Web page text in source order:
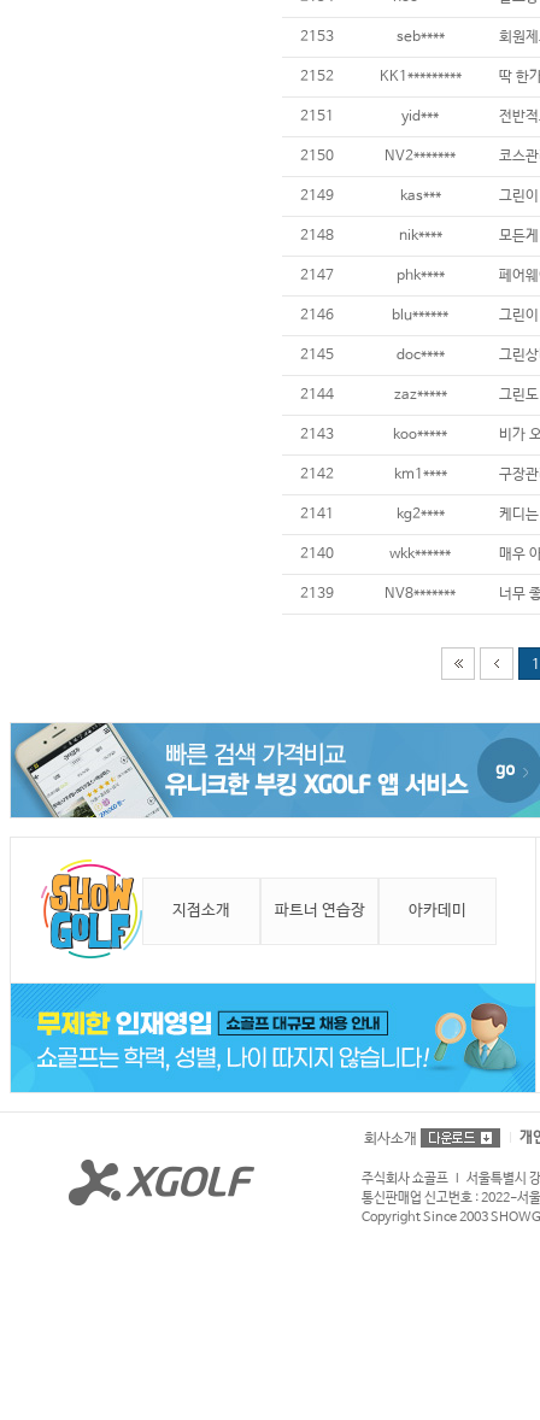
2153 seb****
2152 KK1*********
2151 yid***
2150 NV2*******
2149 kas***
2148 nik****
2147 phk****
2146 blu****** 그린
2145 doc****
2144 zaz***** 그린
2143 koo*****
2142 km1**** 구장
2141 kg2****
2140 wkk******
2139 NV8*******
1
지점소개 파트너 연습장 아카데미
회사소개 개
주식회사 쇼골프 l 서울특별시
통신판매업 신고번호 : 2022-
Copyright Since 2003